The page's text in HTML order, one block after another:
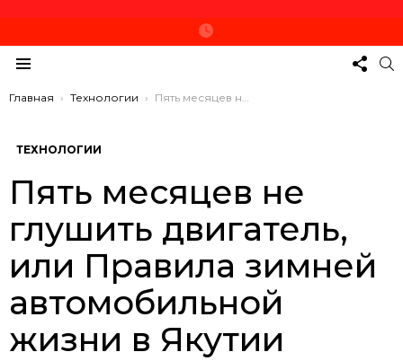
Вы здесь:
Главная Технологии Пять месяцев не глушить двигатель, или Правила зимней автомобильной жизни в Якутии
ТЕХНОЛОГИИ
Пять месяцев не
глушить двигатель,
или Правила зимней
автомобильной
жизни в Якутии